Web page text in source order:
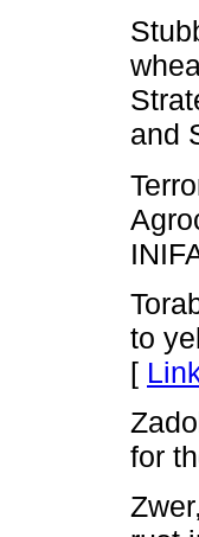
and
to
[
for